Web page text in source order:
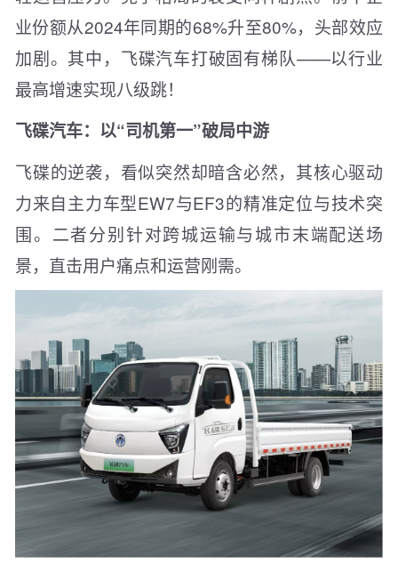
业份额从2024年同期的68%升至80%，头部效应
加剧。其中，飞碟汽车打破固有梯队——以行业
最高增速实现八级跳！
飞碟汽车：以“司机第一”破局中游
飞碟的逆袭，看似突然却暗含必然，其核心驱动
力来自主力车型EW7与EF3的精准定位与技术突
围。二者分别针对跨城运输与城市末端配送场
景，直击用户痛点和运营刚需。